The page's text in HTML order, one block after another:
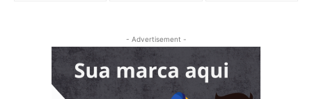
- Advertisement -